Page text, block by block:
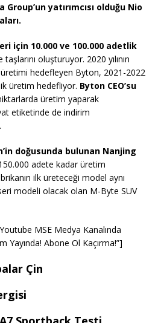
yatırımcısı olduğu Nio
için 10.000 ve 100.000 adetlik
oluşturuyor. 2020 yılının
hedefleyen Byton, 2021-2022
üretim hedefliyor. Byton CEO’su
üretim yaparak
etiketinde de indirim
doğusunda bulunan Nanjing
adete kadar üretim
ilk üreteceği model aynı
modeli olacak olan M-Byte SUV
MSE Medya Kanalında
Yayında! Abone Ol Kaçırma!”]
Çin